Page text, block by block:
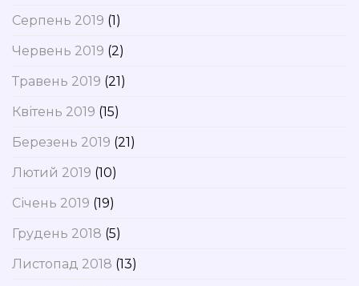
Серпень 2019 (1)
Червень 2019 (2)
Травень 2019 (21)
Квітень 2019 (15)
Березень 2019 (21)
Лютий 2019 (10)
Січень 2019 (19)
Грудень 2018 (5)
Листопад 2018 (13)